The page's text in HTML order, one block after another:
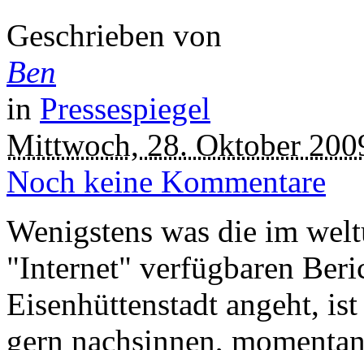
Geschrieben von
Ben
in Pressespiegel
Mittwoch, 28. Oktober
Noch keine Kommentare
Wenigstens was die im
"Internet" verfügbaren
Eisenhüttenstadt angeht,
gern nachsinnen,